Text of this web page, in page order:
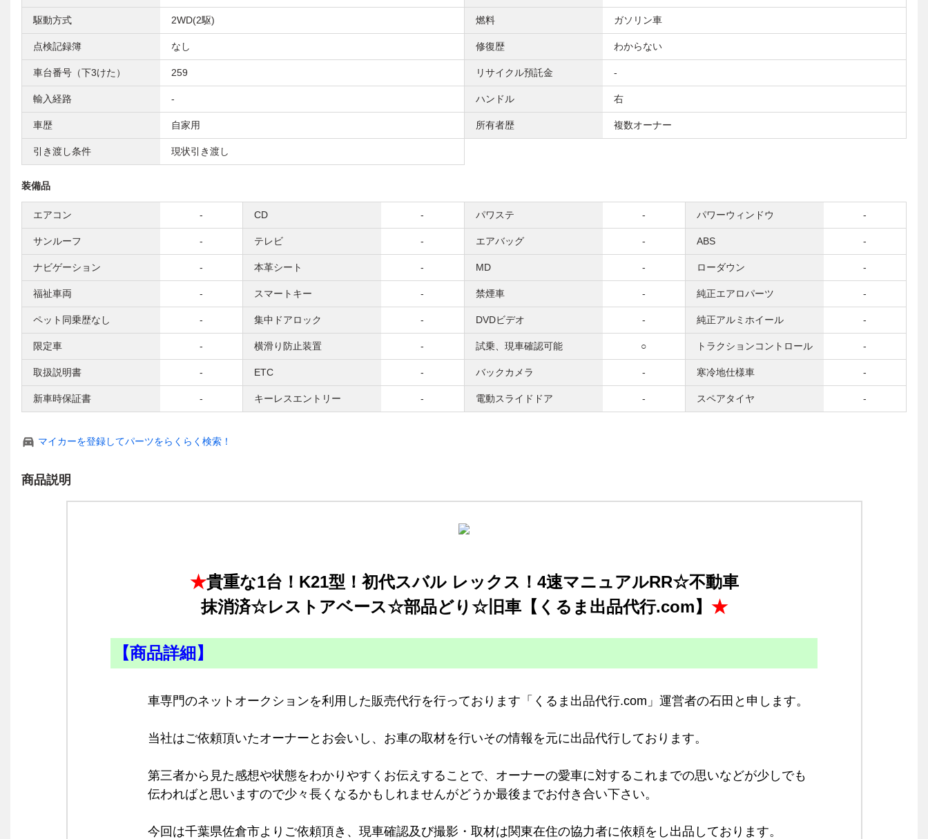
駆動方式 2WD(2駆) 燃料 ガソリン車
点検記録簿 なし 修復歴 わからない
車台番号（下3けた） 259 リサイクル預託金 -
輸入経路 - ハンドル 右
車歴 自家用 所有者歴 複数オーナー
引き渡し条件 現状引き渡し
装備品
エアコン - CD - パワステ - パワーウィンドウ -
サンルーフ - テレビ - エアバッグ - ABS -
ナビゲーション - 本革シート - MD - ローダウン -
福祉車両 - スマートキー - 禁煙車 - 純正エアロパーツ -
ペット同乗歴なし - 集中ドアロック - DVDビデオ - 純正アルミホイール -
限定車 - 横滑り防止装置 - 試乗、現車確認可能 ○ トラクションコントロール -
取扱説明書 - ETC - バックカメラ - 寒冷地仕様車 -
新車時保証書 - キーレスエントリー - 電動スライドドア - スペアタイヤ -
マイカーを登録してパーツをらくらく検索！
商品説明